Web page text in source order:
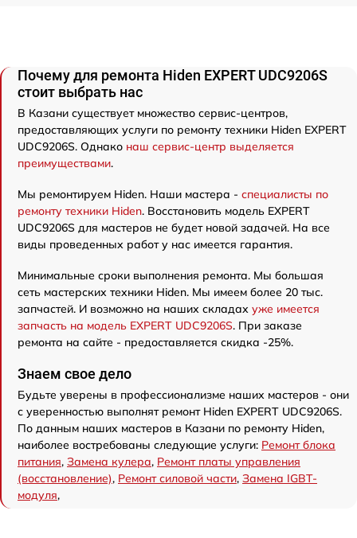
Почему для ремонта Hiden EXPERT UDC9206S
стоит выбрать нас
В Казани существует множество сервис-центров,
предоставляющих услуги по ремонту техники Hiden EXPERT
UDC9206S. Однако наш сервис-центр выделяется
преимуществами.
Мы ремонтируем Hiden. Наши мастера - специалисты по
ремонту техники Hiden. Восстановить модель EXPERT
UDC9206S для мастеров не будет новой задачей. На все
виды проведенных работ у нас имеется гарантия.
Минимальные сроки выполнения ремонта. Мы большая
сеть мастерских техники Hiden. Мы имеем более 20 тыс.
запчастей. И возможно на наших складах уже имеется
запчасть на модель EXPERT UDC9206S. При заказе
ремонта на сайте - предоставляется скидка -25%.
Знаем свое дело
Будьте уверены в профессионализме наших мастеров - они
с уверенностью выполнят ремонт Hiden EXPERT UDC9206S.
По данным наших мастеров в Казани по ремонту Hiden,
наиболее востребованы следующие услуги: Ремонт блока
питания, Замена кулера, Ремонт платы управления
(восстановление), Ремонт силовой части, Замена IGBT-
модуля,